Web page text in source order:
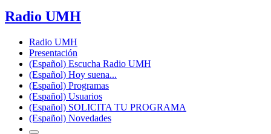
Radio UMH
Radio UMH
Presentación
(Español) Escucha Radio UMH
(Español) Hoy suena...
(Español) Programas
(Español) Usuarios
(Español) SOLICITA TU PROGRAMA
(Español) Novedades